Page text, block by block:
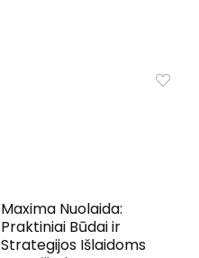
Maxima Nuolaida:
Praktiniai Būdai ir
Strategijos Išlaidoms